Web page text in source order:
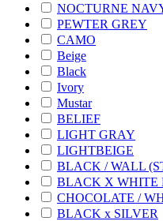
NOCTURNE
PEWTER GREY
CAMO
Beige
Black
Ivory
Mustar
BELIEF
LIGHT GRAY
LIGHTBEIGE
BLACK / WALL
BLACK X WHITE
CHOCOLATE /
BLACK x SILVER